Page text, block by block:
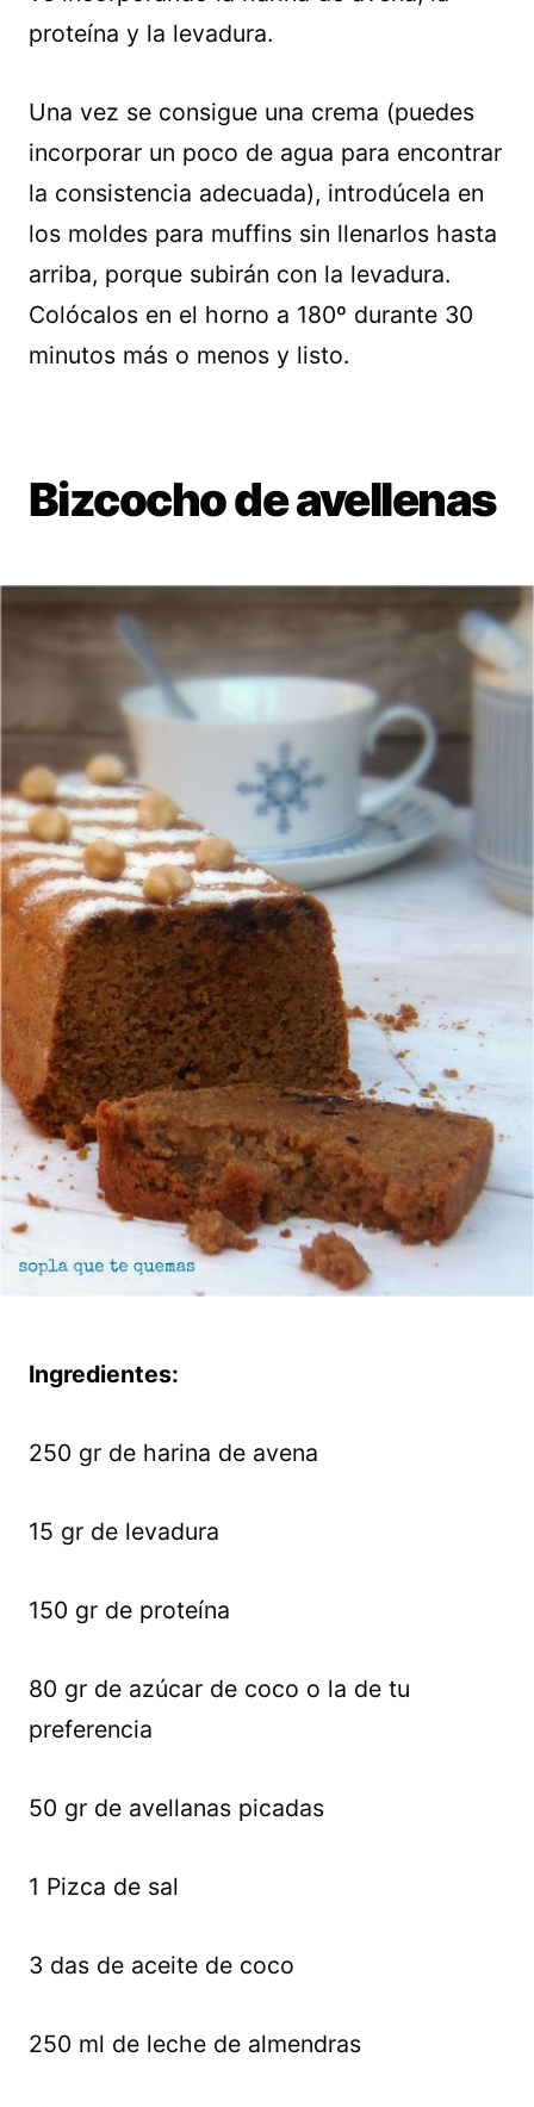
proteína y la levadura.
Una vez se consigue una crema (puedes
incorporar un poco de agua para encontrar
la consistencia adecuada), introdúcela en
los moldes para muffins sin llenarlos hasta
arriba, porque subirán con la levadura.
Colócalos en el horno a 180º durante 30
minutos más o menos y listo.
Bizcocho de avellenas
Ingredientes:
250 gr de harina de avena
15 gr de levadura
150 gr de proteína
80 gr de azúcar de coco o la de tu
preferencia
50 gr de avellanas picadas
1 Pizca de sal
3 das de aceite de coco
250 ml de leche de almendras